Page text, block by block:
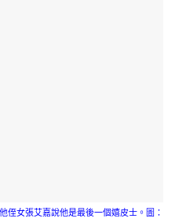
侄女張艾嘉說他是最後一個嬉皮士。圖：